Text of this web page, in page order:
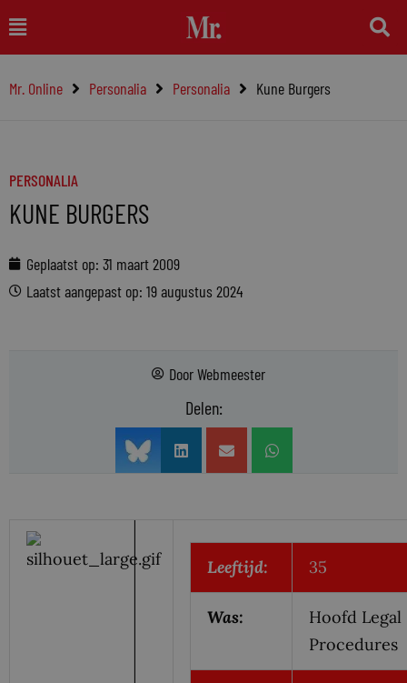
naar
inhoud
Main
Menu
Mr. Online Personalia Personalia Kune Burgers
PERSONALIA
KUNE BURGERS
Geplaatst op: 31 maart 2009
Laatst aangepast op: 19 augustus 2024
DoorWebmeester
Delen:
Leeftijd: 35
Was:
Hoofd Legal
Procedures